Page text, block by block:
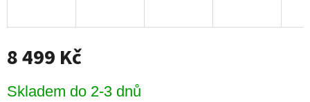
8 499 Kč
cena:
Skladem do 2-3 dnů